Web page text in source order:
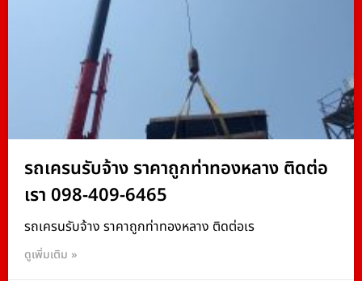
รถเครนรับจ้าง ราคาถูกท่าทองหลาง ติดต่อ
เรา 098-409-6465
รถเครนรับจ้าง ราคาถูกท่าทองหลาง ติดต่อเร
ดูเพิ่มเติม »